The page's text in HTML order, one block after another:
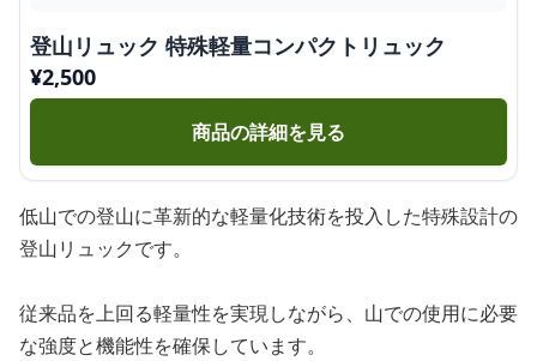
登山リュック 特殊軽量コンパクトリュック
¥2,500
商品の詳細を見る
低山での登山に革新的な軽量化技術を投入した特殊設計の
登山リュックです。
従来品を上回る軽量性を実現しながら、山での使用に必要
な強度と機能性を確保しています。